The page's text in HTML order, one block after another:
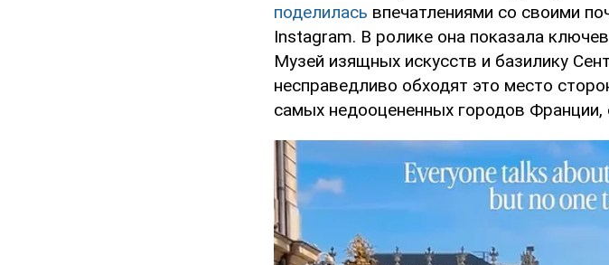
поделилась впечатлениями со своими
Instagram. В ролике она показала
Музей изящных искусств и базилику
несправедливо обходят это место
самых недооцененных городов